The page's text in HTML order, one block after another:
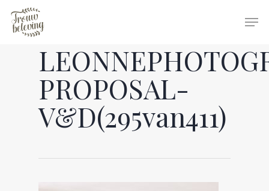
Hit enter to search or ESC to close
PROPOSAL-
V&D(295van411)